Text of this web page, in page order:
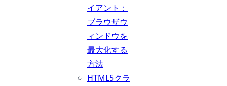
イアント：
ブラウザウ
ィンドウを
最大化する
方法
HTML5クラ